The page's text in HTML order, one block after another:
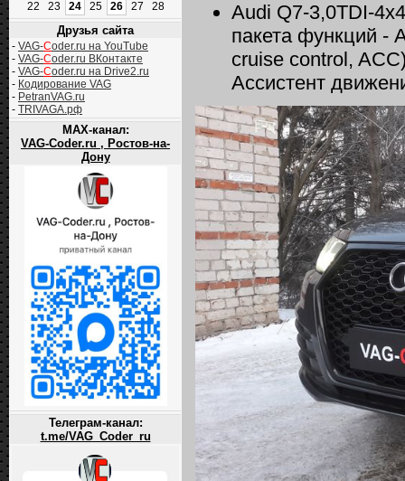
22
23 24 25 26 27 28
Друзья сайта
- VAG-Coder.ru на YouTube
- VAG-Coder.ru ВКонтакте
- VAG-Coder.ru на Drive2.ru
- Кодирование VAG
- PetranVAG.ru
- TRIVAGA.рф
MAX-канал:
VAG-Coder.ru , Ростов-на-
Дону
Телеграм-канал:
t.me/VAG_Coder_ru
Audi Q7-3,0TDI-
пакета функций -
сruise сontrol,
Ассистент